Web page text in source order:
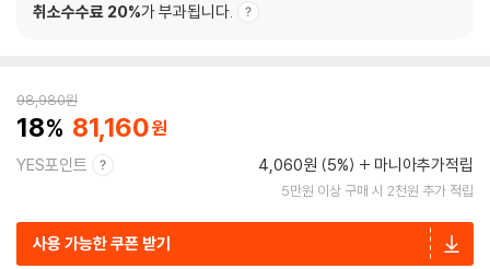
취소수수료 20%가 부과됩니다.
98,980원
18 81,160
YES포인트 4,060원 (5%) 마니아추가적립
5만원 이상 구매 시 2천원 추가 적립
사용 가능한 쿠폰 받기